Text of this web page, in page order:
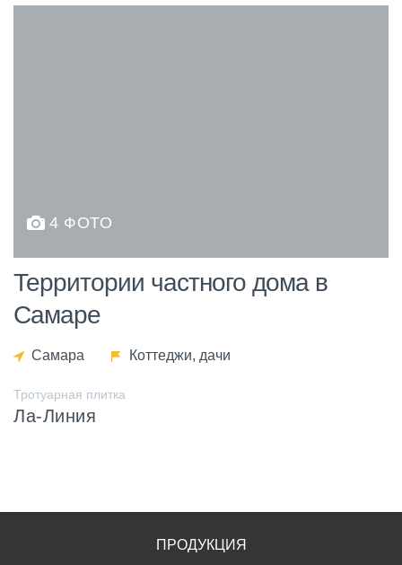
4 ФОТО
Территории частного дома в
Самаре
Самара Коттеджи, дачи
Тротуарная плитка
Ла-Линия
ПРОДУКЦИЯ